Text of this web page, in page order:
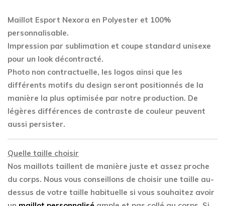
Maillot Esport Nexora en Polyester et 100%
personnalisable.
Impression par sublimation et coupe standard unisexe
pour un look décontracté.
Photo non contractuelle, les logos ainsi que les
différents motifs du design seront positionnés de la
manière la plus optimisée par notre production. De
légères différences de contraste de couleur peuvent
aussi persister.
Quelle taille choisir
Nos maillots taillent de manière juste et assez proche
du corps. Nous vous conseillons de choisir une taille au-
dessus de votre taille habituelle si vous souhaitez avoir